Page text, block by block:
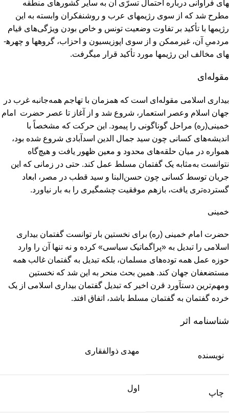
های فراوانی درباره احتمال تسرّی آن به سایر کشورهای منطقه
مطرح شد که از سوی رژیم­های عرب و روشنفکران وابسته به این
رژیم­ها با تأکید بر تفاوت وضعیت تونس و خاص بودن ویژگی‌های قیام
مردمیِ آن، غیرممکن و از سوی اپوزیسیون و احزاب، گروه­ها و چهره­
های مخالف این رژیم­ها مورد تأکید قرار می­گرفت.
مقوله‌ای
بیداری اسلامی مقوله‌ای است که همزمان با تهاجم همه‌جانبه غرب در
جهان اسلام وعصر استعمار، شروع شد و از آغاز تا عصر حضرت امام
خمینی(ره) مراحل گوناگونی را پیمود. این حرکت که مشخصاً با
اندیشه‌های کسانی چون سید جمال الدین اسدآبادی شروع شده بود،
همواره در میان حلقه‌های محدود و معین ظهور یافت و هیچ‌گاه
نتوانست به‌مثابه یک گفتمان مسلط عمل کند. حتی در زمانی که این
جریان توسط کسانی چون حسن‌البنا و سید قطب در مصر، ابعاد
گسترده‌تری یافت، بازهم موفقیت چشمگیری را به بار نیاورد.
خمینی
حضرت امام خمینی (ره) برای نخستین بار توانست گفتمان بیداری
اسلامی را تبدیل به «پراگماتیک سیاسی» کرده و نه تنها آن را وارد
حوزه عمل همه توده‌های مسلمان، بلکه تبدیل به گفتمان غالب همه
مستضعفان جهان کند. همین بحث منحر به این شد که نخستین
ومهم‌ترین دستآورد قرن اخیر که تبدیل گفتمان بیداری اسلامی از یک
خرده گفتمان به گفتمان مسلط باشد، اتفاق افتد.
شناسنامه اثر
نویسنده
مهدی ذوالفقاری
چاپ
اول